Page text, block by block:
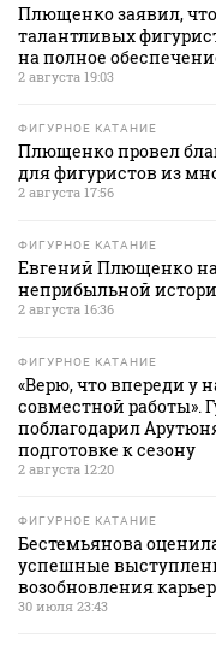
Плющенко заявил,
талантливых
на полное
2 августа 19:03
ФИГУРНОЕ КАТАНИЕ
Плющенко провел
для фигуристов из
2 августа 17:56
ФИГУРНОЕ КАТАНИЕ
Евгений Плющенко
неприбыльной
2 августа 16:36
ФИГУРНОЕ КАТАНИЕ
«Верю, что впереди у
совместной работы».
поблагодарил
подготовке к сезону
2 августа 12:20
ФИГУРНОЕ КАТАНИЕ
Бестемьянова
успешные
возобновления
30 июля 23:43